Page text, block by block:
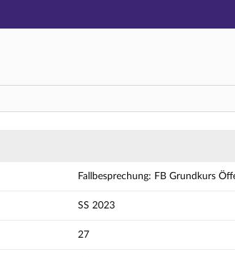
Hauptnavigation
Öffentliches Recht II,
Fallbesprechung: FB Grundkurs
SS 2023
27